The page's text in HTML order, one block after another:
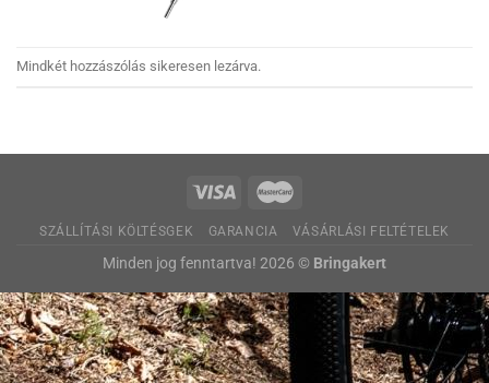
Mindkét hozzászólás sikeresen lezárva.
SZÁLLÍTÁSI KÖLTÉSGEK GARANCIA VÁSÁRLÁSI FELTÉTELEK
Minden jog fenntartva! 2026 © Bringakert